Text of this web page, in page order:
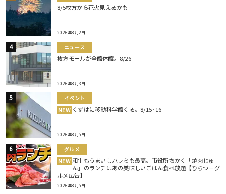
8/5枚方から花火見えるかも
2026年8月2日
ニュース
枚方モールが全館休館。8/26
2026年8月3日
イベント
NEW くずはに移動科学館くる。8/15･16
2026年8月5日
グルメ
NEW 和牛もうまいしハラミも最高。市役所ちかく「焼肉じゅ
ん」のランチはあの美味しいごはん食べ放題【ひらつーグ
ルメ広告】
2026年8月5日